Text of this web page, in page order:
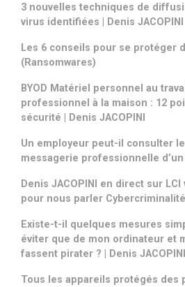
3 nouvelles techniques de
virus identifiées | Denis JACOPINI
Les 6 conseils pour se protéger
(Ransomwares)
BYOD Matériel personnel au
professionnel à la maison : 12
sécurité | Denis JACOPINI
Un employeur peut-il consulter
messagerie professionnelle
Denis JACOPINI en direct sur
pour nous parler Cybercriminalité
Existe-t-il quelques mesures
éviter que de mon ordinateur et
fassent pirater ? | Denis JACOPINI
Tous les appareils protégés des